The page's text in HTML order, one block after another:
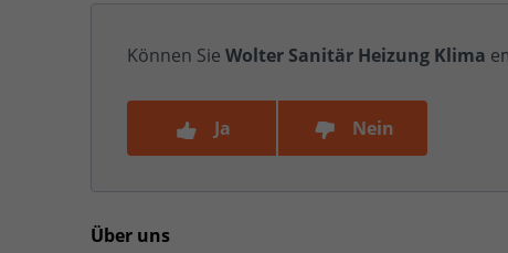
Können Sie Wolter Sanitär Heizung Klima
Ja Nein
Über uns